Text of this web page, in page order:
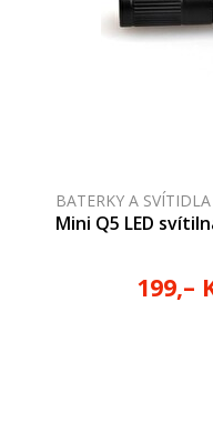
BATERKY A SVÍTIDLA
Mini Q5 LED
199,–